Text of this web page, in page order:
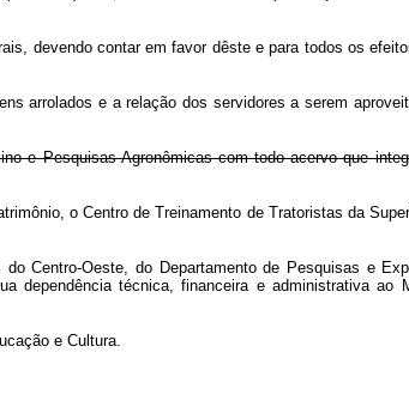
devendo contar em favor dêste e para todos os
arrolados e a relação dos servidores a serem
e Pesquisas Agronômicas com todo acervo que
o Centro de Treinamento de Tratoristas da
Centro-Oeste, do Departamento de Pesquisas e
dependência técnica, financeira e administrativa ao
e Cultura.